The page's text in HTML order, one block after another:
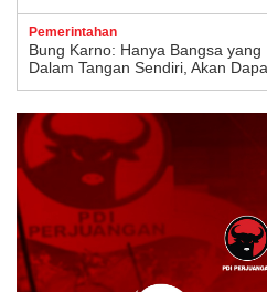
Pemerintahan
Bung Karno: Hanya Bangsa
Dalam Tangan Sendiri, Akan